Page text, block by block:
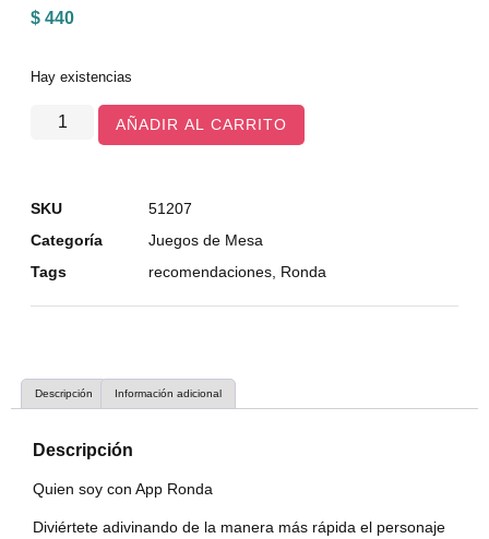
$ 440
Hay existencias
AÑADIR AL CARRITO
SKU
51207
Categoría
Juegos de Mesa
Tags
recomendaciones Ronda
Descripción Información adicional
Descripción
Quien soy con App Ronda
Diviértete adivinando de la manera más rápida el personaje